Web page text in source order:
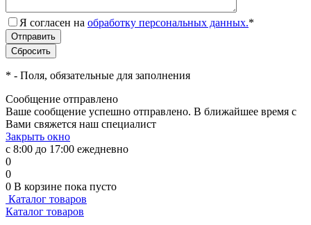
Я согласен на обработку персональных данных.*
* - Поля, обязательные для заполнения
Сообщение отправлено
Ваше сообщение успешно отправлено. В ближайшее время с
Вами свяжется наш специалист
Закрыть окно
с 8:00 до 17:00 ежедневно
0
0
0 В корзине пока пусто
Каталог товаров
Каталог товаров